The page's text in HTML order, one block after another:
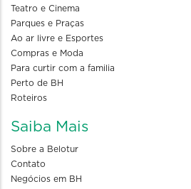
Teatro e Cinema
Parques e Praças
Ao ar livre e Esportes
Compras e Moda
Para curtir com a familia
Perto de BH
Roteiros
Saiba Mais
Sobre a Belotur
Contato
Negócios em BH